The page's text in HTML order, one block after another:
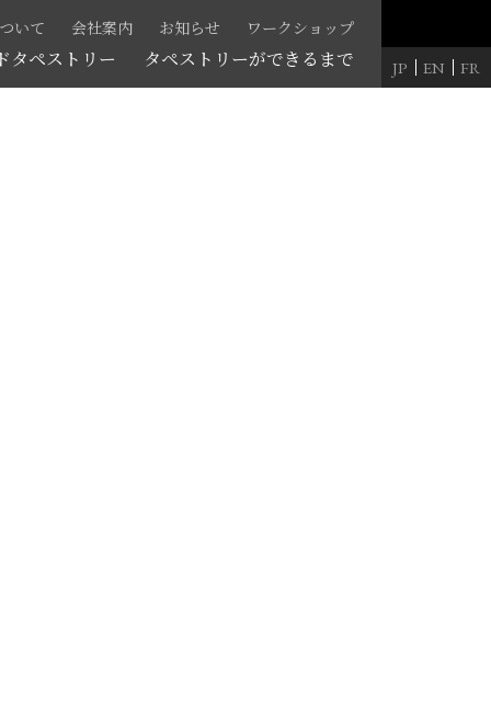
いて 会社案内 お知らせ ワークショップ
タペストリー タペストリーができるまで JP EN FR